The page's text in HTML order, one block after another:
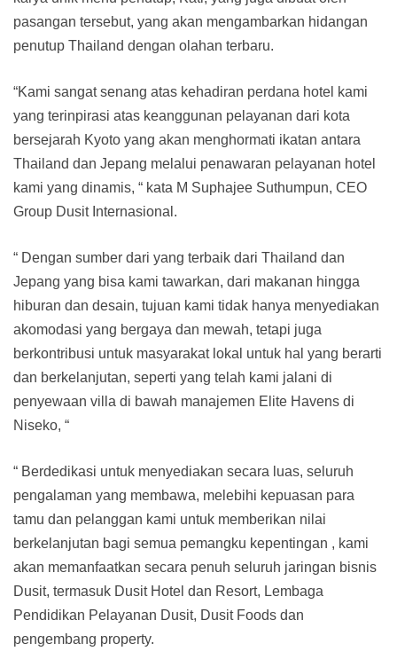
pasangan tersebut, yang akan mengambarkan hidangan
penutup Thailand dengan olahan terbaru.
“Kami sangat senang atas kehadiran perdana hotel kami
yang terinpirasi atas keanggunan pelayanan dari kota
bersejarah Kyoto yang akan menghormati ikatan antara
Thailand dan Jepang melalui penawaran pelayanan hotel
kami yang dinamis, “ kata M Suphajee Suthumpun, CEO
Group Dusit Internasional.
“ Dengan sumber dari yang terbaik dari Thailand dan
Jepang yang bisa kami tawarkan, dari makanan hingga
hiburan dan desain, tujuan kami tidak hanya menyediakan
akomodasi yang bergaya dan mewah, tetapi juga
berkontribusi untuk masyarakat lokal untuk hal yang berarti
dan berkelanjutan, seperti yang telah kami jalani di
penyewaan villa di bawah manajemen Elite Havens di
Niseko, “
“ Berdedikasi untuk menyediakan secara luas, seluruh
pengalaman yang membawa, melebihi kepuasan para
tamu dan pelanggan kami untuk memberikan nilai
berkelanjutan bagi semua pemangku kepentingan , kami
akan memanfaatkan secara penuh seluruh jaringan bisnis
Dusit, termasuk Dusit Hotel dan Resort, Lembaga
Pendidikan Pelayanan Dusit, Dusit Foods dan
pengembang property.